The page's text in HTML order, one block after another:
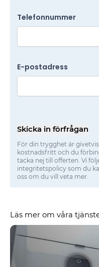
Telefonnummer
E-postadress
Skicka in förfrågan
För din trygghet är
kostnadsfritt och du
tacka nej till offerten. Vi
integritetspolicy som du
oss om du vill veta mer.
Läs mer om våra